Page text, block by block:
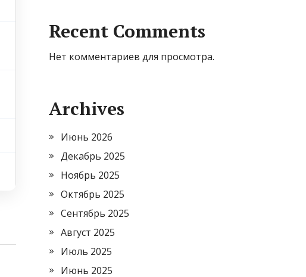
Recent Comments
Нет комментариев для просмотра.
Archives
Июнь 2026
Декабрь 2025
Ноябрь 2025
Октябрь 2025
Сентябрь 2025
Август 2025
Июль 2025
Июнь 2025